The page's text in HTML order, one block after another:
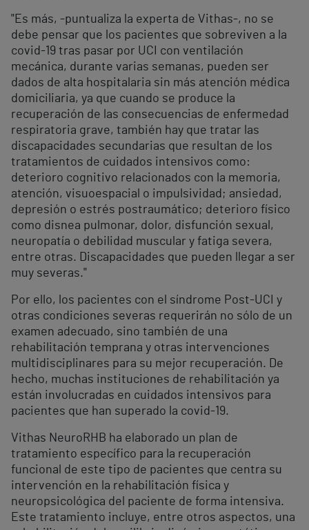
"Es más, -puntualiza la experta de Vithas-, no se
debe pensar que los pacientes que sobreviven a la
covid-19 tras pasar por UCI con ventilación
mecánica, durante varias semanas, pueden ser
dados de alta hospitalaria sin más atención médica
domiciliaria, ya que cuando se produce la
recuperación de las consecuencias de enfermedad
respiratoria grave, también hay que tratar las
discapacidades secundarias que resultan de los
tratamientos de cuidados intensivos como:
deterioro cognitivo relacionados con la memoria,
atención, visuoespacial o impulsividad; ansiedad,
depresión o estrés postraumático; deterioro físico
como disnea pulmonar, dolor, disfunción sexual,
neuropatía o debilidad muscular y fatiga severa,
entre otras. Discapacidades que pueden llegar a ser
muy severas."
Por ello, los pacientes con el síndrome Post-UCI y
otras condiciones severas requerirán no sólo de un
examen adecuado, sino también de una
rehabilitación temprana y otras intervenciones
multidisciplinares para su mejor recuperación. De
hecho, muchas instituciones de rehabilitación ya
están involucradas en cuidados intensivos para
pacientes que han superado la covid-19.
Vithas NeuroRHB ha elaborado un plan de
tratamiento específico para la recuperación
funcional de este tipo de pacientes que centra su
intervención en la rehabilitación física y
neuropsicológica del paciente de forma intensiva.
Este tratamiento incluye, entre otros aspectos, una